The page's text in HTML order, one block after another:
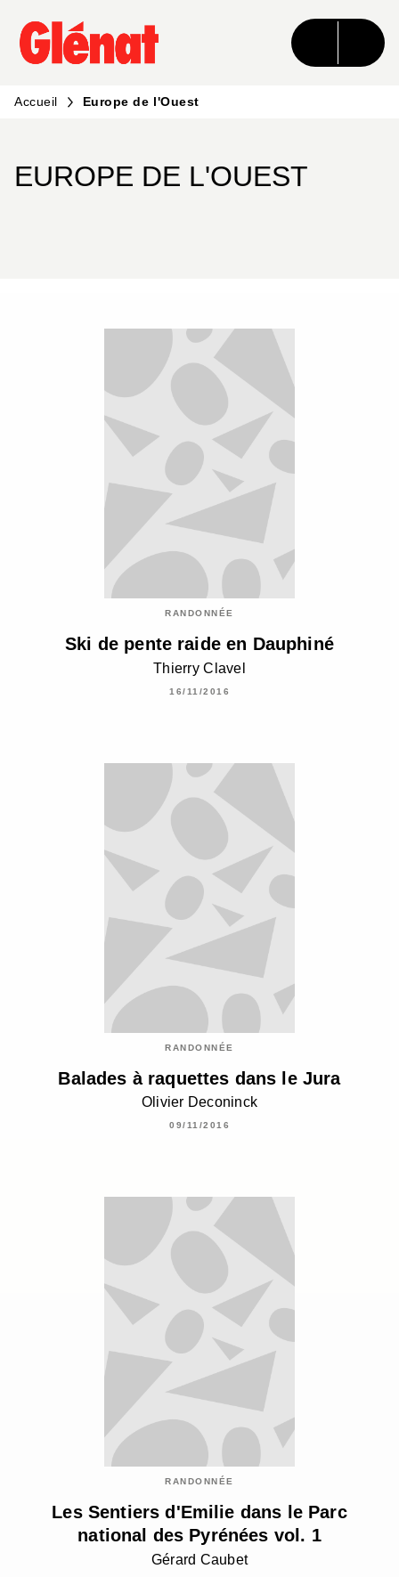
MENU RECHERCHE CONTENU
PIED DE PAGE
Accueil Europe de l'Ouest
EUROPE DE L'OUEST
RANDONNÉE
Ski de pente raide en Dauphiné
Thierry Clavel
16/11/2016
RANDONNÉE
Balades à raquettes dans le Jura
Olivier Deconinck
09/11/2016
RANDONNÉE
Les Sentiers d'Emilie dans le Parc
national des Pyrénées vol. 1
Gérard Caubet